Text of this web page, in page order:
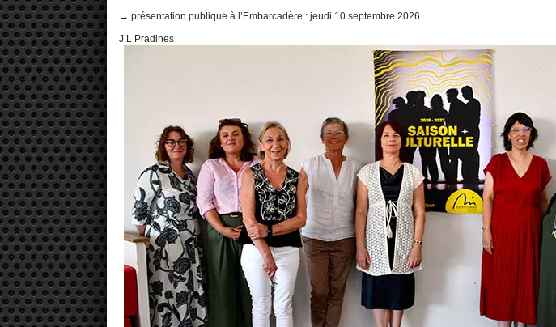
→ présentation publique à l’Embarcadère : jeudi 10 septembre 2026
J.L Pradines